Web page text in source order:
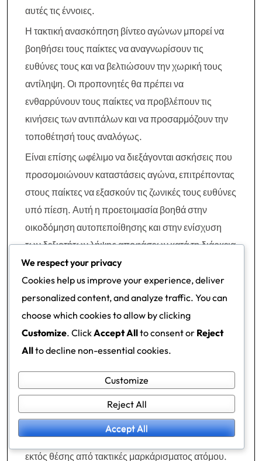
αυτές τις έννοιες.
Η τακτική ανασκόπηση βίντεο αγώνων μπορεί να
βοηθήσει τους παίκτες να αναγνωρίσουν τις
ευθύνες τους και να βελτιώσουν την χωρική τους
αντίληψη. Οι προπονητές θα πρέπει να
ενθαρρύνουν τους παίκτες να προβλέπουν τις
κινήσεις των αντιπάλων και να προσαρμόζουν την
τοποθέτησή τους αναλόγως.
Είναι επίσης ωφέλιμο να διεξάγονται ασκήσεις που
προσομοιώνουν καταστάσεις αγώνα, επιτρέποντας
στους παίκτες να εξασκούν τις ζωνικές τους ευθύνες
υπό πίεση. Αυτή η προετοιμασία βοηθά στην
οικοδόμηση αυτοπεποίθησης και στην ενίσχυση
των δεξιοτήτων λήψης αποφάσεων κατά τη διάρκεια
των αγώνων.
Πλεονεκτήματα και
μειονεκτήματα της κάλυψης
ζώνης
Η κάλυψη ζώνης προσφέρει αρκετά πλεονεκτήματα,
συμπεριλαμβανομένης της βελτιωμένης
οργάνωσης της ομάδας και της ικανότητας να
καλύπτει περισσότερη επιφάνεια αποτελεσματικά.
Μπορεί να μειώσει τον κίνδυνο οι παίκτες να βγουν
εκτός θέσης από τακτικές μαρκάρισματος ατόμου.
We respect your privacy
Cookies help us improve your experience, deliver
personalized content, and analyze traffic. You can
choose which cookies to allow by clicking
Customize. ClickAccept Allto consent or Reject
Allto decline non-essential cookies.
Customize
Reject All
Accept All